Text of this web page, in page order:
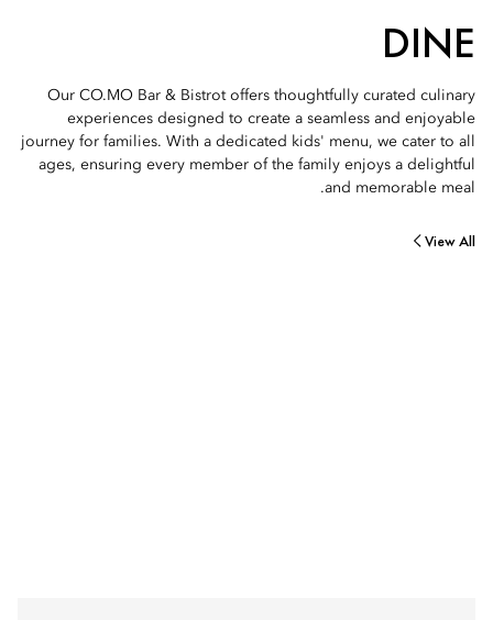
DINE
Our CO.MO Bar & Bistrot offers thoughtfully curated culinary
experiences designed to create a seamless and enjoyable
journey for families. With a dedicated kids' menu, we cater to all
ages, ensuring every member of the family enjoys a delightful
and memorable meal.
View All